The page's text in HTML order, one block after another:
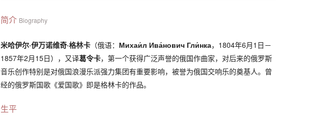
简介 Biography
米哈伊尔·伊万诺维奇·格林卡 （俄语： Михаи́л Ива́нович Гли́нка，1804年6月1日－
1857年2月15日），又译葛令卡，第一个获得广泛声誉的俄国作曲家，对后来的俄罗斯
音乐创作特别是对俄国浪漫乐派强力集团有重要影响，被誉为俄国交响乐的奠基人。曾
经的俄罗斯国歌《爱国歌》即是格林卡的作品。
生平